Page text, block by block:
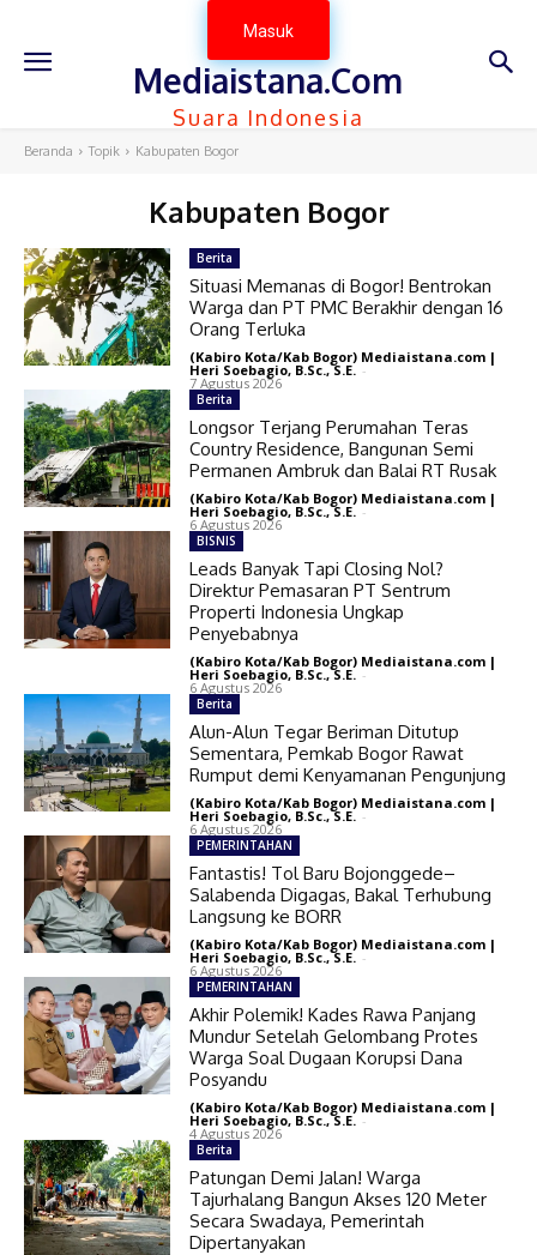
Masuk
Mediaistana.Com
Suara Indonesia
Beranda Topik Kabupaten Bogor
Kabupaten Bogor
Berita
Situasi Memanas di Bogor! Bentrokan
Warga dan PT PMC Berakhir dengan 16
Orang Terluka
(Kabiro Kota/Kab Bogor) Mediaistana.com |
Heri Soebagio, B.Sc., S.E. -
7 Agustus 2026
Berita
Longsor Terjang Perumahan Teras
Country Residence, Bangunan Semi
Permanen Ambruk dan Balai RT Rusak
(Kabiro Kota/Kab Bogor) Mediaistana.com |
Heri Soebagio, B.Sc., S.E. -
6 Agustus 2026
BISNIS
Leads Banyak Tapi Closing Nol?
Direktur Pemasaran PT Sentrum
Properti Indonesia Ungkap
Penyebabnya
(Kabiro Kota/Kab Bogor) Mediaistana.com |
Heri Soebagio, B.Sc., S.E. -
6 Agustus 2026
Berita
Alun-Alun Tegar Beriman Ditutup
Sementara, Pemkab Bogor Rawat
Rumput demi Kenyamanan Pengunjung
(Kabiro Kota/Kab Bogor) Mediaistana.com |
Heri Soebagio, B.Sc., S.E. -
6 Agustus 2026
PEMERINTAHAN
Fantastis! Tol Baru Bojonggede–
Salabenda Digagas, Bakal Terhubung
Langsung ke BORR
(Kabiro Kota/Kab Bogor) Mediaistana.com |
Heri Soebagio, B.Sc., S.E. -
6 Agustus 2026
PEMERINTAHAN
Akhir Polemik! Kades Rawa Panjang
Mundur Setelah Gelombang Protes
Warga Soal Dugaan Korupsi Dana
Posyandu
(Kabiro Kota/Kab Bogor) Mediaistana.com |
Heri Soebagio, B.Sc., S.E. -
4 Agustus 2026
Berita
Patungan Demi Jalan! Warga
Tajurhalang Bangun Akses 120 Meter
Secara Swadaya, Pemerintah
Dipertanyakan